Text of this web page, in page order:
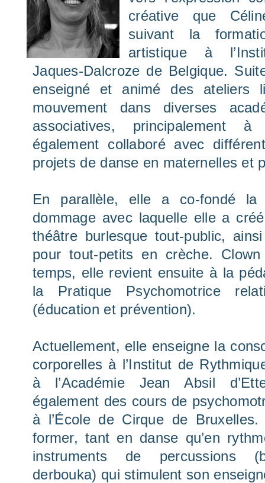
créative que
suivant la
artistique à
Jaques-Dalcroze de Belgique.
enseigné et animé des
mouvement dans diverses
associatives, principalement
également collaboré avec
projets de danse en maternelles et
En parallèle, elle a co-fondé la
dommage avec laquelle elle a
théâtre burlesque tout-public,
pour tout-petits en crèche. Clown
temps, elle revient ensuite à la
la Pratique Psychomotrice
(éducation et prévention).
Actuellement, elle enseigne la
corporelles à l’Institut de
à l’Académie Jean Absil
également des cours de
à l’École de Cirque de
former, tant en danse qu’en
instruments de percussions
derbouka) qui stimulent son